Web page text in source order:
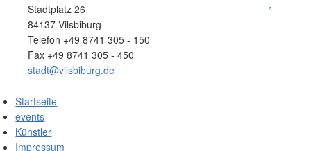
Stadtplatz 26
84137 Vilsbiburg
Telefon +49 8741 305 - 150
Fax +49 8741 305 - 450
stadt@vilsbiburg.de
^
Startseite
events
Künstler
Impressum